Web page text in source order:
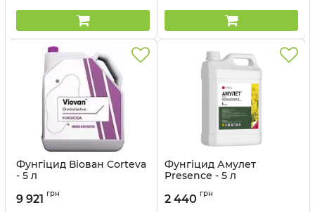
Фунгіцид Віован Corteva
- 5 л
9 921 грн
Фунгіцид Амулет
Presence - 5 л
2 440 грн